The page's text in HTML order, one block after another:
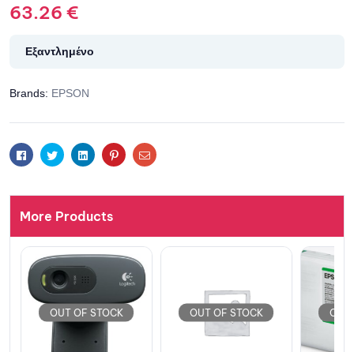
63.26 €
Εξαντλημένο
Brands: EPSON
FacebookTwitterLinkedinPinterestEmail
More Products
OUT OF STOCK OUT OF STOCK OUT